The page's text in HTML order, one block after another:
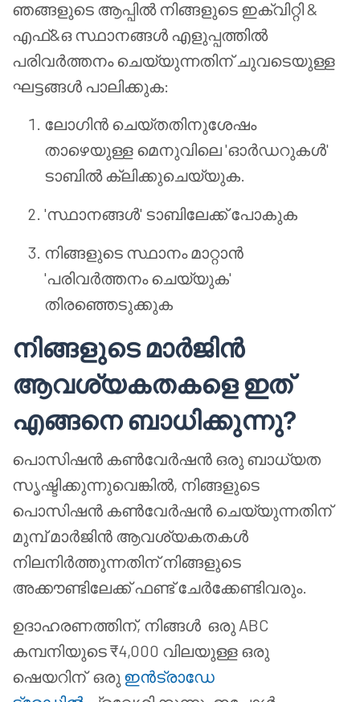
ഞങ്ങളുടെ ആപ്പിൽ നിങ്ങളുടെ ഇക്വിറ്റി &
എഫ്&ഒ സ്ഥാനങ്ങൾ എളുപ്പത്തിൽ
പരിവർത്തനം ചെയ്യുന്നതിന് ചുവടെയുള്ള
ഘട്ടങ്ങൾ പാലിക്കുക:
ലോഗിൻ ചെയ്തതിനുശേഷം
താഴെയുള്ള മെനുവിലെ 'ഓർഡറുകൾ'
ടാബിൽ ക്ലിക്കുചെയ്യുക.
'സ്ഥാനങ്ങൾ' ടാബിലേക്ക് പോകുക
നിങ്ങളുടെ സ്ഥാനം മാറ്റാൻ
'പരിവർത്തനം ചെയ്യുക'
തിരഞ്ഞെടുക്കുക
നിങ്ങളുടെ മാർജിൻ
ആവശ്യകതകളെ ഇത്
എങ്ങനെ ബാധിക്കുന്നു?
പൊസിഷൻ കൺവേർഷൻ ഒരു ബാധ്യത
സൃഷ്ടിക്കുന്നുവെങ്കിൽ, നിങ്ങളുടെ
പൊസിഷൻ കൺവേർഷൻ ചെയ്യുന്നതിന്
മുമ്പ് മാർജിൻ ആവശ്യകതകൾ
നിലനിർത്തുന്നതിന് നിങ്ങളുടെ
അക്കൗണ്ടിലേക്ക് ഫണ്ട് ചേർക്കേണ്ടിവരും.
ഉദാഹരണത്തിന്, നിങ്ങൾ ഒരു ABC
കമ്പനിയുടെ ₹4,000 വിലയുള്ള ഒരു
ഷെയറിന് ഒരു ഇൻട്രാഡേ